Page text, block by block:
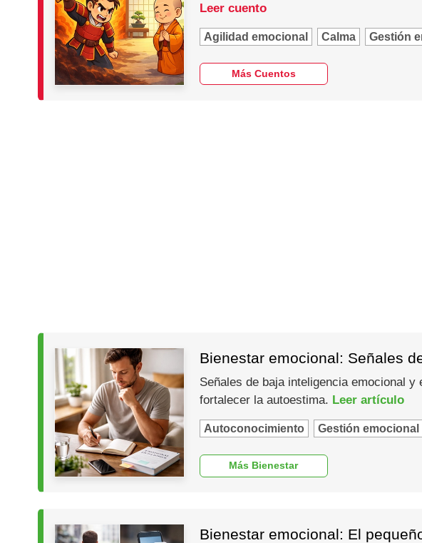
Leer cuento
Agilidad emocional Calma Gestión
Más Cuentos
Bienestar emocional: Señales
Señales de baja inteligencia emocional
fortalecer la autoestima. Leer artículo
Autoconocimiento Gestión emocional
Más Bienestar
Bienestar emocional: El